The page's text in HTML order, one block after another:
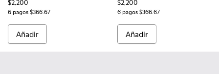
$2,200
6 pagos $366.67
Añadir
$2,200
6 pagos $366.67
Añadir